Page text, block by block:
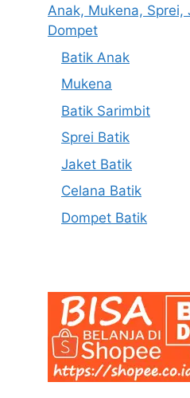
Anak, Mukena, Sprei,
Dompet
Batik Anak
Mukena
Batik Sarimbit
Sprei Batik
Jaket Batik
Celana Batik
Dompet Batik